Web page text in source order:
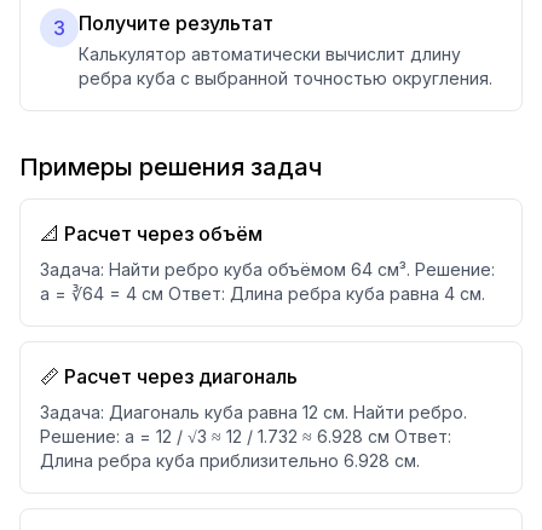
3 Получите результат
Калькулятор автоматически вычислит длину
ребра куба с выбранной точностью округления.
Примеры решения задач
📐 Расчет через объём
Задача: Найти ребро куба объёмом 64 см³. Решение:
a = ∛64 = 4 см Ответ: Длина ребра куба равна 4 см.
📏 Расчет через диагональ
Задача: Диагональ куба равна 12 см. Найти ребро.
Решение: a = 12 / √3 ≈ 12 / 1.732 ≈ 6.928 см Ответ:
Длина ребра куба приблизительно 6.928 см.